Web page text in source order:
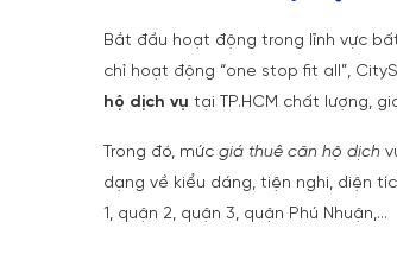
Bắt đầu hoạt động trong lĩnh vực
chỉ hoạt động “one stop fit all”,
hộ dịch vụ tại TP.HCM chất lượng,
Trong đó, mức giá thuê căn hộ dịch
dạng về kiểu dáng, tiện nghi, diện
1, quận 2, quận 3, quận Phú Nhuận,…